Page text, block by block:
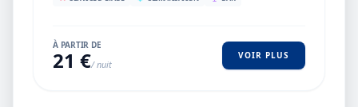
À PARTIR DE
21 €/ nuit
VOIR PLUS